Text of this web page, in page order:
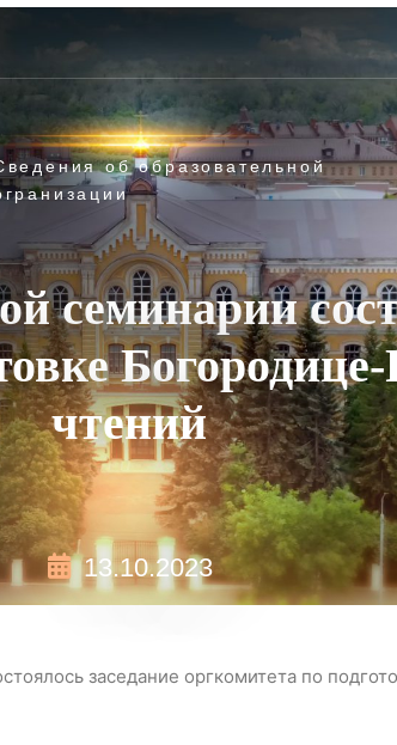
об образовательной
семинарии
чтений
13.10.2023
заседание оргкомитета по